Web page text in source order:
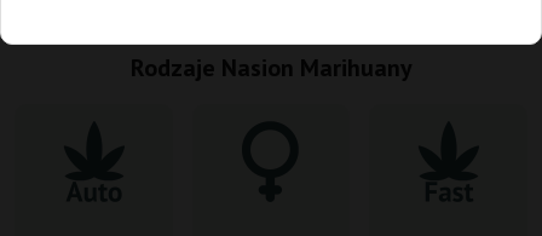
Rodzaje Nasion Marihuany